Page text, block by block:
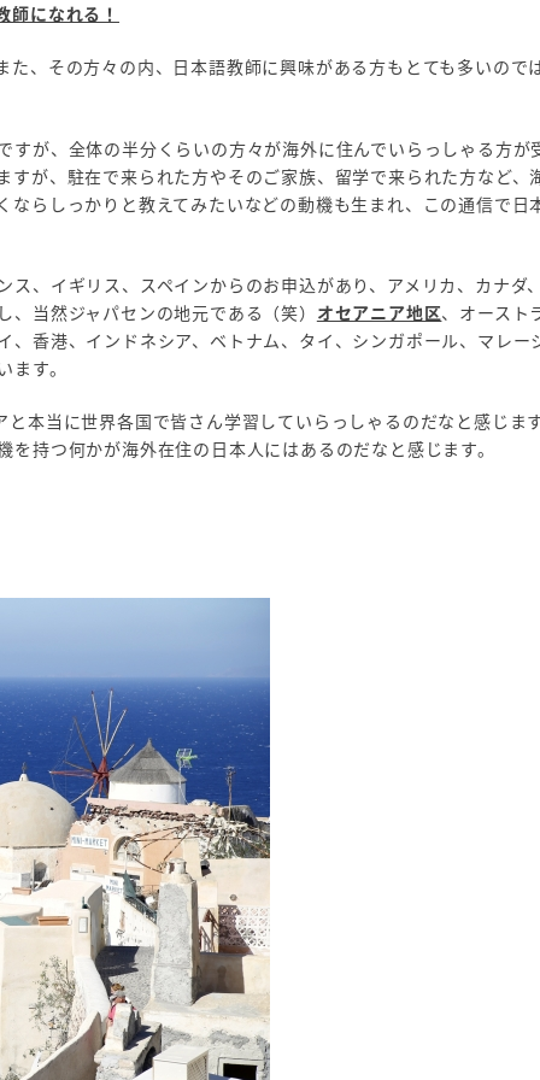
師になれる！
、その方々の内、日本語教師に興味がある方もとても多いので
すが、全体の半分くらいの方々が海外に住んでいらっしゃる方が
が、駐在で来られた方やそのご家族、留学で来られた方など、
らしっかりと教えてみたいなどの動機も生まれ、この通信で日
ス、イギリス、スペインからのお申込があり、アメリカ、カナダ
、当然ジャパセンの地元である（笑） オセアニア地区、オースト
、香港、インドネシア、ベトナム、タイ、シンガポール、マレー
す。
本当に世界各国で皆さん学習していらっしゃるのだなと感じま
持つ何かが海外在住の日本人にはあるのだなと感じます。